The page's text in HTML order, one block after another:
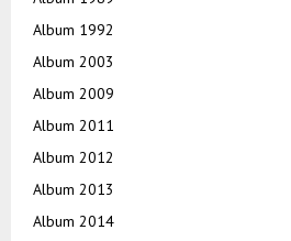
Album 1992
Album 2003
Album 2009
Album 2011
Album 2012
Album 2013
Album 2014